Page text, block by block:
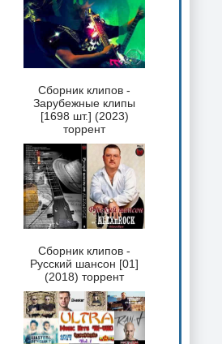
Сборник клипов -
Зарубежные клипы
[1698 шт.] (2023)
торрент
Сборник клипов -
Русский шансон [01]
(2018) торрент